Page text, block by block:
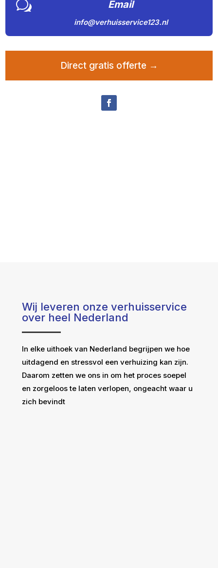
w Email
info@verhuisservice123.nl
Direct gratis offerte →
Wij leveren onze verhuisservice
over heel Nederland
In elke uithoek van Nederland begrijpen we hoe
uitdagend en stressvol een verhuizing kan zijn.
Daarom zetten we ons in om het proces soepel
en zorgeloos te laten verlopen, ongeacht waar u
zich bevindt